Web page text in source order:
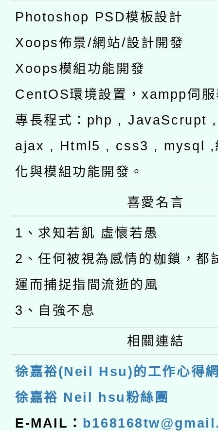
Photoshop PSD模板設計
Xoops佈景/網站/設計開發
Xoops模組功能開發
CentOS環境設置，xampp伺
專長程式：php , JavaScrupt
ajax , Html5 , css3 , mysql ,
化與模組功能開發。
喜愛名言
1、求知若飢 虛懷若愚
2、任何被視為感情的枷鎖，都
運而捕捉指間流逝的風
3、自強不息
相關連結
徐嘉裕(Neil Hsu)的工作心得
徐嘉裕 Neil hsu粉絲團
E-MAIL：